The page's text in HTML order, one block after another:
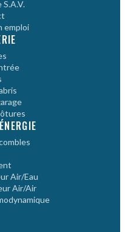
emploi
Air/Eau
Air/Air